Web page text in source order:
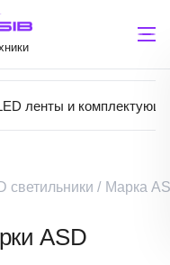
ленты и
светильники / Марка
ASD